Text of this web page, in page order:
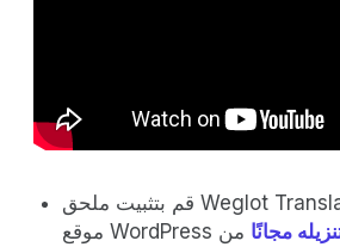
قم بتثبيت ملحق Weglot Translate وتفعيله على
مجانًا من